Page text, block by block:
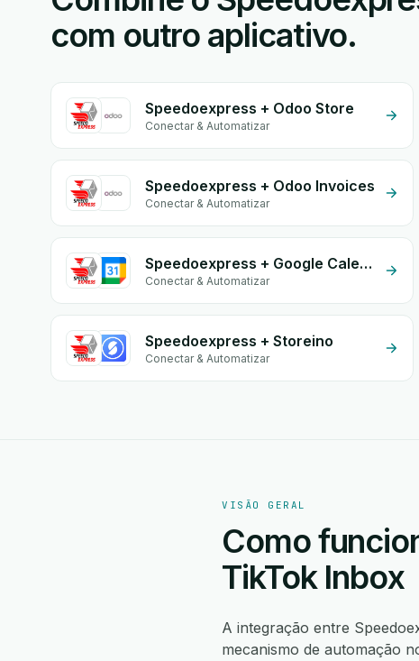
com outro aplicativo.
Speedoexpress + Odoo Store
Conectar & Automatizar
Speedoexpress + Odoo Invoices
Conectar & Automatizar
Speedoexpress + Google Calendar
Conectar & Automatizar
Speedoexpress + Storeino
Conectar & Automatizar
VISÃO GERAL
Como
TikTok Inbox
A integração entre
mecanismo de automação